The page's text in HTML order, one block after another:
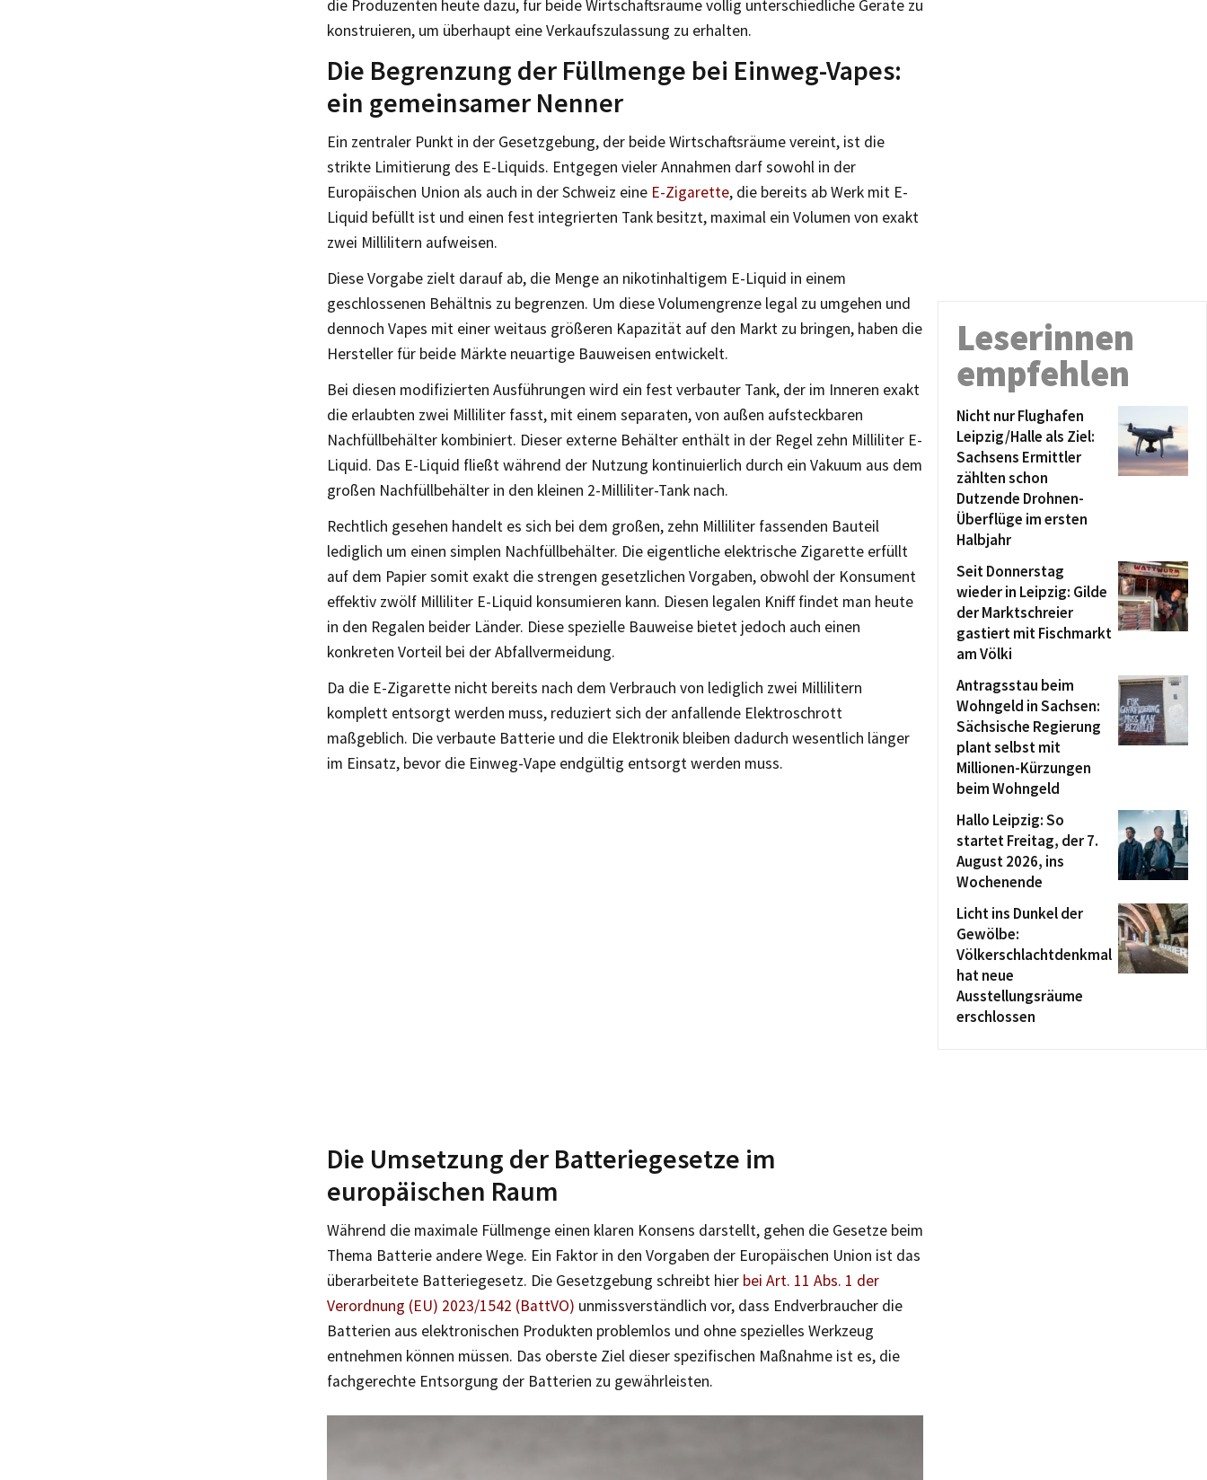
die Produzenten heute dazu, für beide Wirtschaftsräume völlig unterschiedliche Geräte zu
konstruieren, um überhaupt eine Verkaufszulassung zu erhalten.
Die Begrenzung der Füllmenge bei Einweg-Vapes:
ein gemeinsamer Nenner
Ein zentraler Punkt in der Gesetzgebung, der beide Wirtschaftsräume vereint, ist die
strikte Limitierung des E-Liquids. Entgegen vieler Annahmen darf sowohl in der
Europäischen Union als auch in der Schweiz eine E-Zigarette, die bereits ab Werk mit E-
Liquid befüllt ist und einen fest integrierten Tank besitzt, maximal ein Volumen von exakt
zwei Millilitern aufweisen.
Diese Vorgabe zielt darauf ab, die Menge an nikotinhaltigem E-Liquid in einem
geschlossenen Behältnis zu begrenzen. Um diese Volumengrenze legal zu umgehen und
dennoch Vapes mit einer weitaus größeren Kapazität auf den Markt zu bringen, haben die
Hersteller für beide Märkte neuartige Bauweisen entwickelt.
Bei diesen modifizierten Ausführungen wird ein fest verbauter Tank, der im Inneren exakt
die erlaubten zwei Milliliter fasst, mit einem separaten, von außen aufsteckbaren
Nachfüllbehälter kombiniert. Dieser externe Behälter enthält in der Regel zehn Milliliter E-
Liquid. Das E-Liquid fließt während der Nutzung kontinuierlich durch ein Vakuum aus dem
großen Nachfüllbehälter in den kleinen 2-Milliliter-Tank nach.
Rechtlich gesehen handelt es sich bei dem großen, zehn Milliliter fassenden Bauteil
lediglich um einen simplen Nachfüllbehälter. Die eigentliche elektrische Zigarette erfüllt
auf dem Papier somit exakt die strengen gesetzlichen Vorgaben, obwohl der Konsument
effektiv zwölf Milliliter E-Liquid konsumieren kann. Diesen legalen Kniff findet man heute
in den Regalen beider Länder. Diese spezielle Bauweise bietet jedoch auch einen
konkreten Vorteil bei der Abfallvermeidung.
Da die E-Zigarette nicht bereits nach dem Verbrauch von lediglich zwei Millilitern
komplett entsorgt werden muss, reduziert sich der anfallende Elektroschrott
maßgeblich. Die verbaute Batterie und die Elektronik bleiben dadurch wesentlich länger
im Einsatz, bevor die Einweg-Vape endgültig entsorgt werden muss.
Die Umsetzung der Batteriegesetze im
europäischen Raum
Während die maximale Füllmenge einen klaren Konsens darstellt, gehen die Gesetze beim
Thema Batterie andere Wege. Ein Faktor in den Vorgaben der Europäischen Union ist das
überarbeitete Batteriegesetz. Die Gesetzgebung schreibt hier bei Art. 11 Abs. 1 der
Verordnung (EU) 2023/1542 (BattVO) unmissverständlich vor, dass Endverbraucher die
Batterien aus elektronischen Produkten problemlos und ohne spezielles Werkzeug
entnehmen können müssen. Das oberste Ziel dieser spezifischen Maßnahme ist es, die
fachgerechte Entsorgung der Batterien zu gewährleisten.
Leserinnen
empfehlen
Nicht nur Flughafen
Leipzig/Halle als Ziel:
Sachsens Ermittler
zählten schon
Dutzende Drohnen-
Überflüge im ersten
Halbjahr
Seit Donnerstag
wieder in Leipzig: Gilde
der Marktschreier
gastiert mit Fischmarkt
am Völki
Antragsstau beim
Wohngeld in Sachsen:
Sächsische Regierung
plant selbst mit
Millionen-Kürzungen
beim Wohngeld
Hallo Leipzig: So
startet Freitag, der 7.
August 2026, ins
Wochenende
Licht ins Dunkel der
Gewölbe:
Völkerschlachtdenkmal
hat neue
Ausstellungsräume
erschlossen